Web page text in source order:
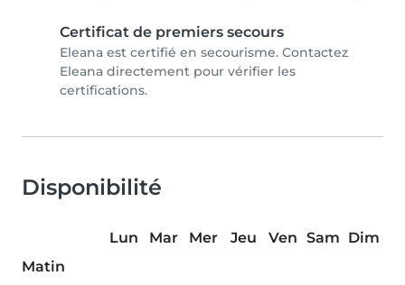
Certificat de premiers secours
Eleana est certifié en secourisme. Contactez
Eleana directement pour vérifier les
certifications.
Disponibilité
Lun Mar Mer Jeu Ven Sam Dim
Matin